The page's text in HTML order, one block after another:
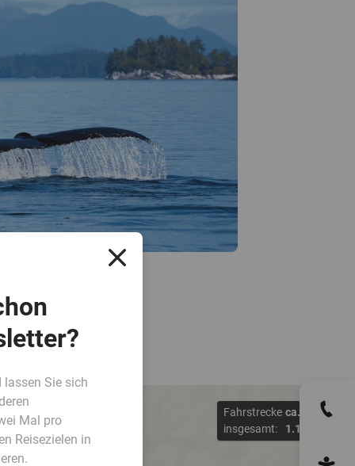
Fahrstrecke
insgesamt:
ca.
1.100
km
lassen Sie sich
Mal pro
Reisezielen in